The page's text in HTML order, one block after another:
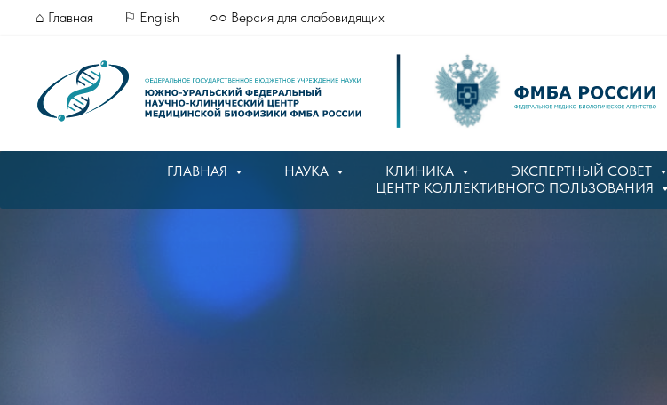
⌂ Главная ⚐ English ○○ Версия для слабовидящих
ГЛАВНАЯ НАУКА КЛИНИКА ЭКСПЕРТНЫЙ СОВЕТ
ЦЕНТР КОЛЛЕКТИВНОГО ПОЛЬЗОВАНИЯ